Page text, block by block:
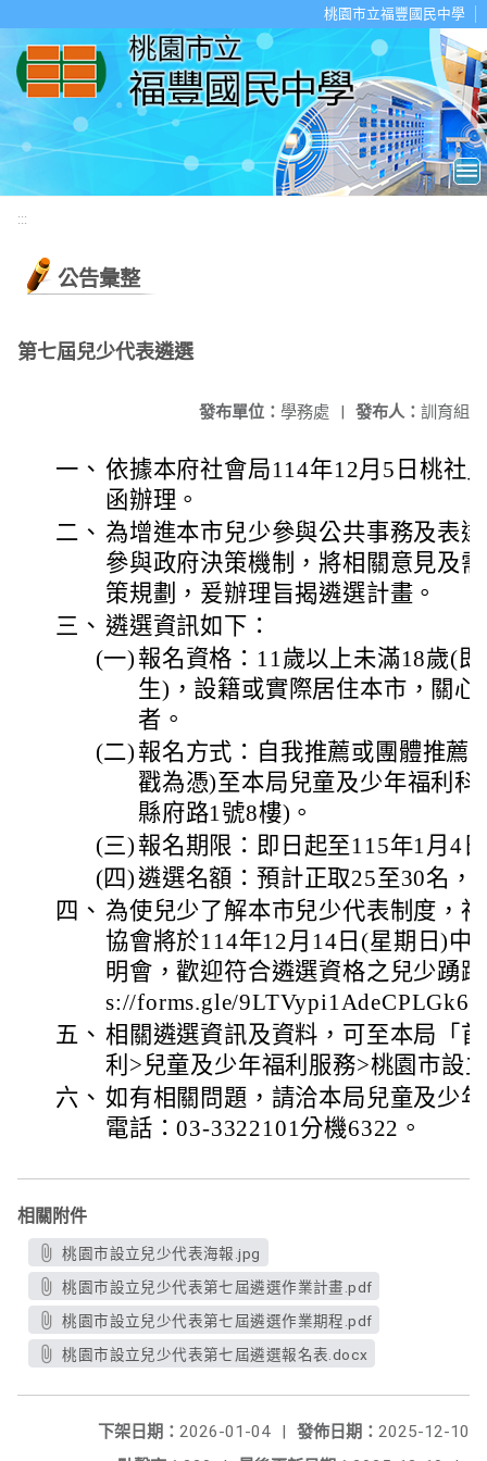
桃園市立福豐國民中學
:::
公告彙整
第七屆兒少代表遴選
發布人： 訓育組
發布單位： 學務處 |
一、 依據本府社會局114年12月5日桃社
函辦理。
二、 為增進本市兒少參與公共事務及表
參與政府決策機制，將相關意見及
策規劃，爰辦理旨揭遴選計畫。
三、 遴選資訊如下：
(一) 報名資格：11歲以上未滿18歲(
生)，設籍或實際居住本市，關
者。
(二) 報名方式：自我推薦或團體推薦
戳為憑)至本局兒童及少年福利
縣府路1號8樓)。
(三) 報名期限：即日起至115年1月4
(四) 遴選名額：預計正取25至30名，
四、 為使兒少了解本市兒少代表制度，
協會將於114年12月14日(星期日)中
明會，歡迎符合遴選資格之兒少踴
s://forms.gle/9LTVypi1AdeCPLGk6
五、 相關遴選資訊及資料，可至本局「
利>兒童及少年福利服務>桃園市設
六、 如有相關問題，請洽本局兒童及少
電話：03-3322101分機6322。
相關附件
桃園市設立兒少代表海報.jpg
桃園市設立兒少代表第七屆遴選作業計畫.pdf
桃園市設立兒少代表第七屆遴選作業期程.pdf
桃園市設立兒少代表第七屆遴選報名表.docx
發佈日期： 2025-12-10
下架日期： 2026-01-04
|